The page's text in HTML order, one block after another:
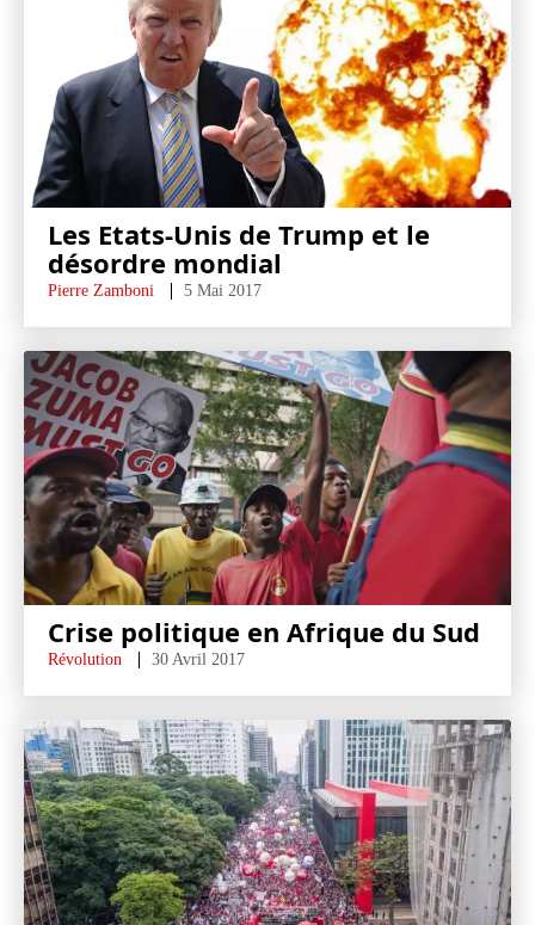
Les Etats-Unis de Trump et le
désordre mondial
Pierre Zamboni 5 Mai 2017
Crise politique en Afrique du Sud
Révolution 30 Avril 2017